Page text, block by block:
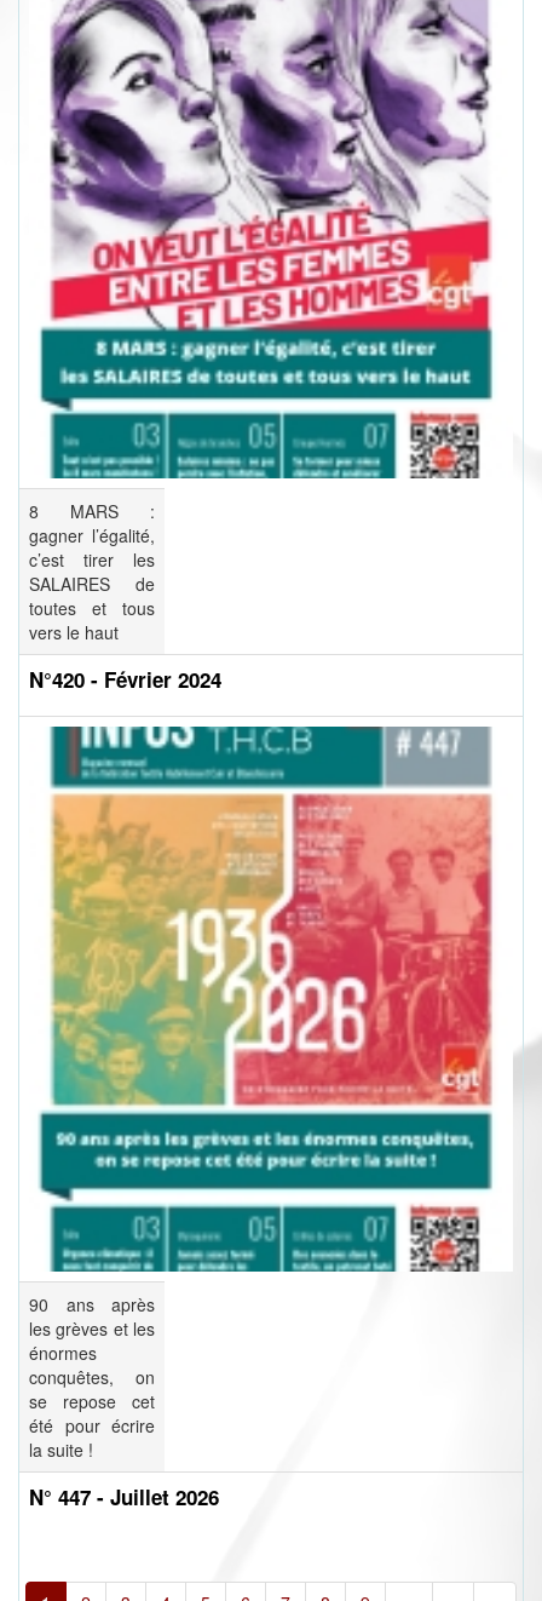
8 MARS :
gagner l’égalité,
c’est tirer les
SALAIRES de
toutes et tous
vers le haut
N°420 - Février 2024
90 ans après
les grèves et les
énormes
conquêtes, on
se repose cet
été pour écrire
la suite !
N° 447 - Juillet 2026